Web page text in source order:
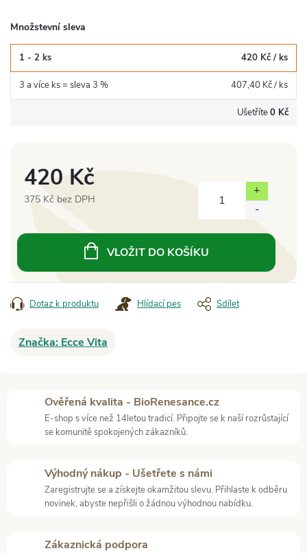
Množstevní sleva
1 - 2 ks 420 Kč / ks
3 a více ks = sleva 3 % 407,40 Kč/ ks
Ušetříte0 Kč
420 Kč
375 Kč bez DPH
cena:
VLOŽIT DO KOŠÍKU
Dotaz k produktu Hlídací pes Sdílet
Značka: Ecce Vita
Ověřená kvalita - BioRenesance.cz
E-shop s více než 14letou tradicí. Připojte se k naší rozrůstající
se komunitě spokojených zákazníků.
Výhodný nákup - Ušetřete s námi
Zaregistrujte se a získejte okamžitou slevu. Přihlaste k odběru
novinek, abyste nepřišli o žádnou výhodnou nabídku.
Zákaznická podpora